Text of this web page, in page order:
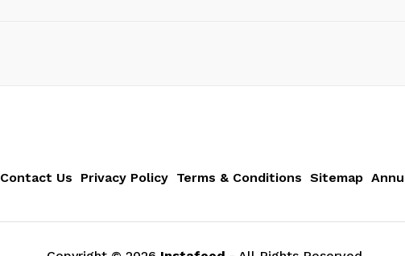
Contact Us Privacy Policy Terms & Conditions Sitemap